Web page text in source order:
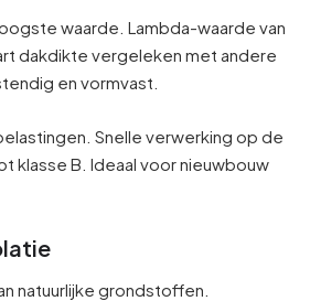
waarde. Lambda-waarde van
dakdikte vergeleken met andere
en vormvast.
Snelle verwerking op de
klasse B. Ideaal voor nieuwbouw
natuurlijke grondstoffen.